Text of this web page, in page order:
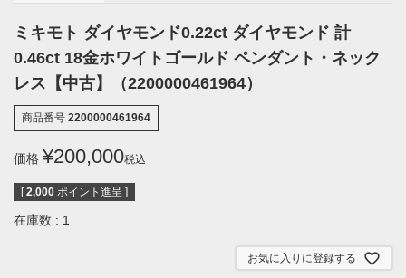
ミキモト ダイヤモンド0.22ct ダイヤモンド 計
0.46ct 18金ホワイトゴールド ペンダント・ネック
レス【中古】（2200000461964）
商品番号 2200000461964
価格 ¥200,000税込
[ 2,000 ポイント進呈 ]
在庫数 1
お気に入りに登録する